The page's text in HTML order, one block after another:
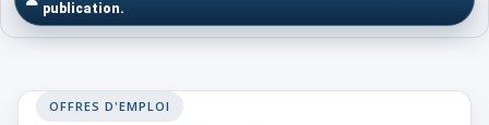
publication.
OFFRES D'EMPLOI